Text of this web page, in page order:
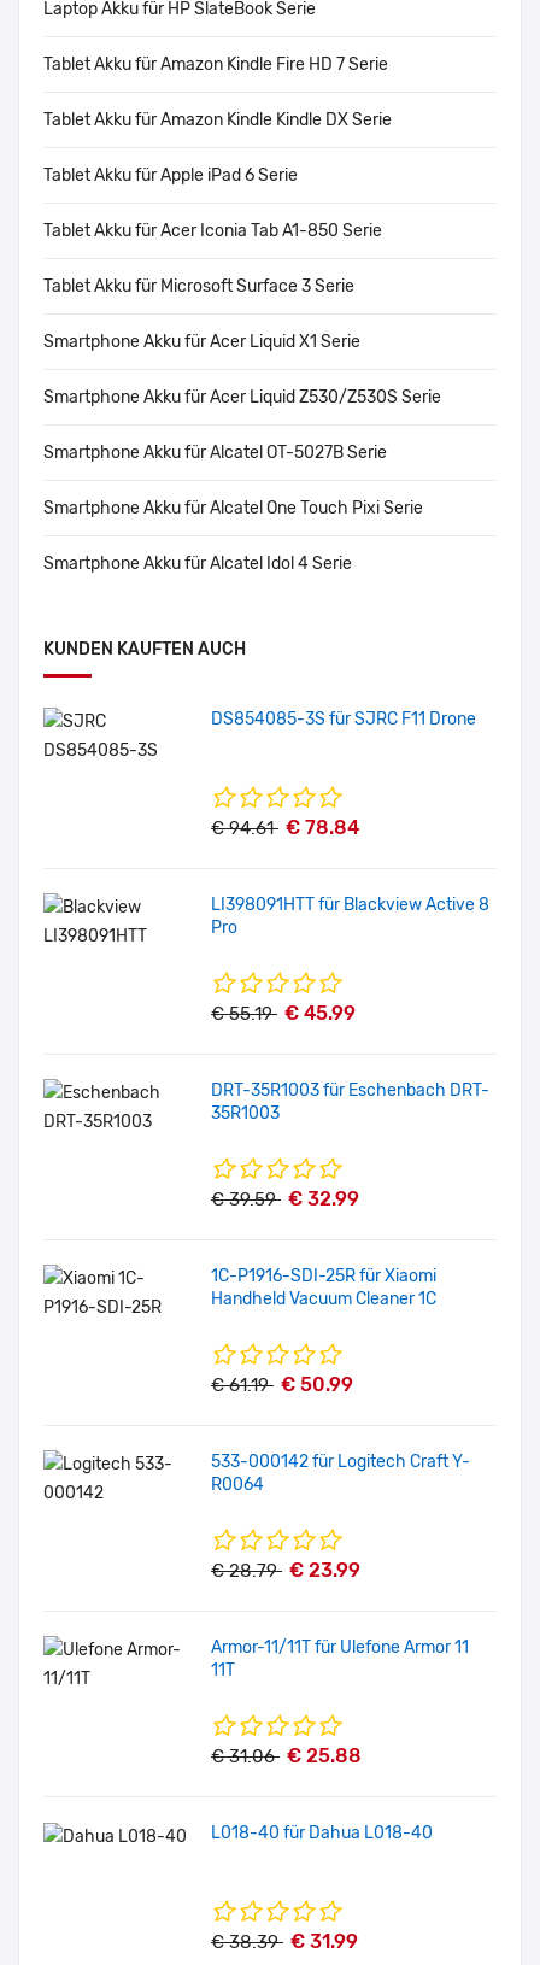
Laptop Akku für HP SlateBook Serie
Tablet Akku für Amazon Kindle Fire HD 7 Serie
Tablet Akku für Amazon Kindle Kindle DX Serie
Tablet Akku für Apple iPad 6 Serie
Tablet Akku für Acer Iconia Tab A1-850 Serie
Tablet Akku für Microsoft Surface 3 Serie
Smartphone Akku für Acer Liquid X1 Serie
Smartphone Akku für Acer Liquid Z530/Z530S Serie
Smartphone Akku für Alcatel OT-5027B Serie
Smartphone Akku für Alcatel One Touch Pixi Serie
Smartphone Akku für Alcatel Idol 4 Serie
KUNDEN KAUFTEN AUCH
DS854085-3S für SJRC F11 Drone
€ 94.61 € 78.84
LI398091HTT für Blackview Active 8
Pro
€ 55.19 € 45.99
DRT-35R1003 für Eschenbach DRT-
35R1003
€ 39.59 € 32.99
1C-P1916-SDI-25R für Xiaomi
Handheld Vacuum Cleaner 1C
€ 61.19 € 50.99
533-000142 für Logitech Craft Y-
R0064
€ 28.79 € 23.99
Armor-11/11T für Ulefone Armor 11
11T
€ 31.06 € 25.88
L018-40 für Dahua L018-40
€ 38.39 € 31.99